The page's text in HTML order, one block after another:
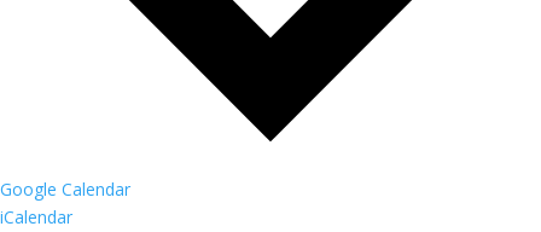
Google Calendar
iCalendar